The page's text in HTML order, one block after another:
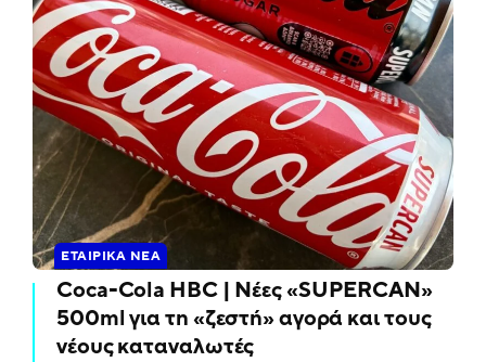
ΕΤΑΙΡΙΚΆ ΝΈΑ
Coca-Cola HBC | Νέες «SUPERCAN»
500ml για τη «ζεστή» αγορά και τους
νέους καταναλωτές